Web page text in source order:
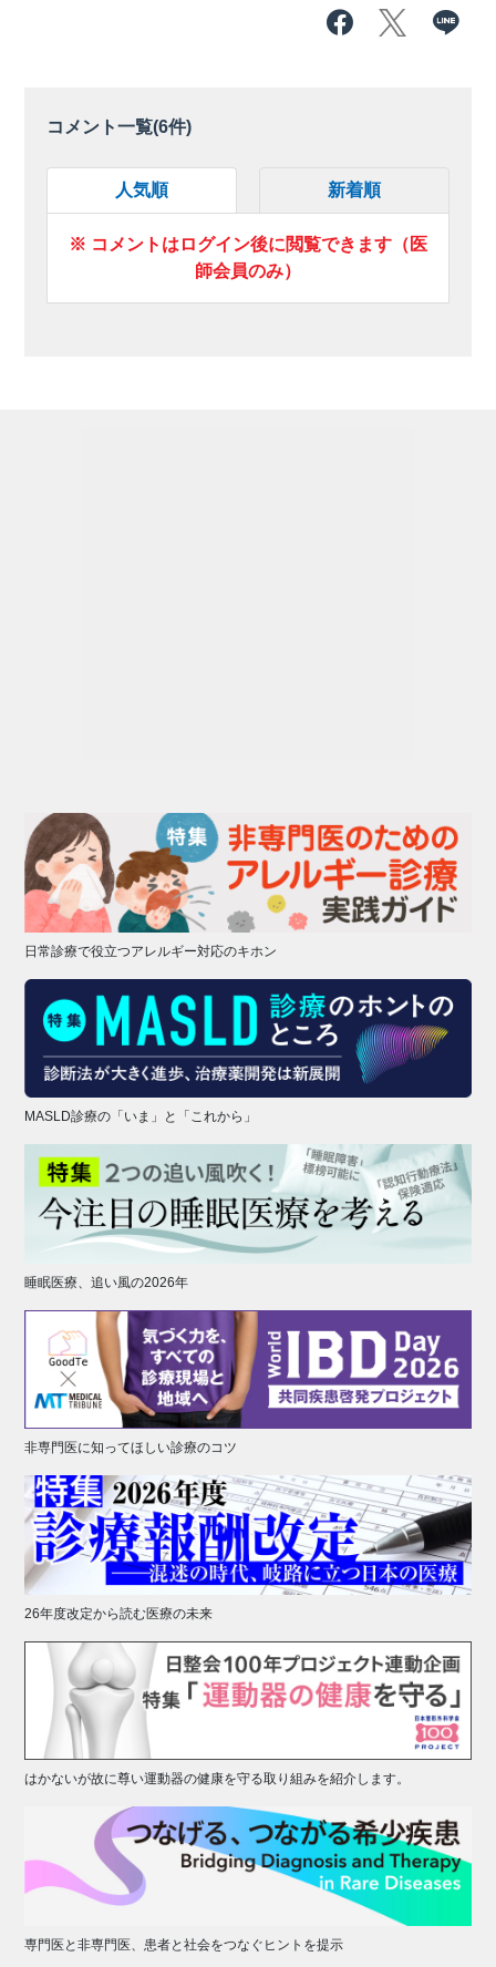
コメント一覧(6件)
人気順 新着順
※ コメントはログイン後に閲覧できます（医
師会員のみ）
日常診療で役立つアレルギー対応のキホン
MASLD診療の「いま」と「これから」
睡眠医療、追い風の2026年
非専門医に知ってほしい診療のコツ
26年度改定から読む医療の未来
はかないが故に尊い運動器の健康を守る取り組みを紹介します。
専門医と非専門医、患者と社会をつなぐヒントを提示